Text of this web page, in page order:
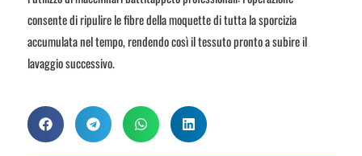
consente di ripulire le fibre della moquette di tutta la sporcizia
accumulata nel tempo, rendendo così il tessuto pronto a subire il
lavaggio successivo.